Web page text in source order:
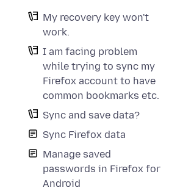
My recovery key won't
work.
I am facing problem
while trying to sync my
Firefox account to have
common bookmarks etc.
Sync and save data?
Sync Firefox data
Manage saved
passwords in Firefox for
Android